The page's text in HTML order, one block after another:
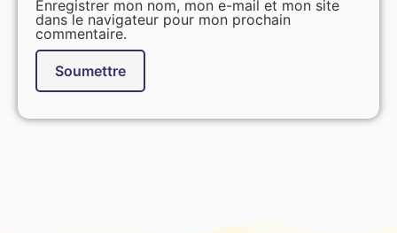
Enregistrer mon nom, mon e-mail et mon site
dans le navigateur pour mon prochain
commentaire.